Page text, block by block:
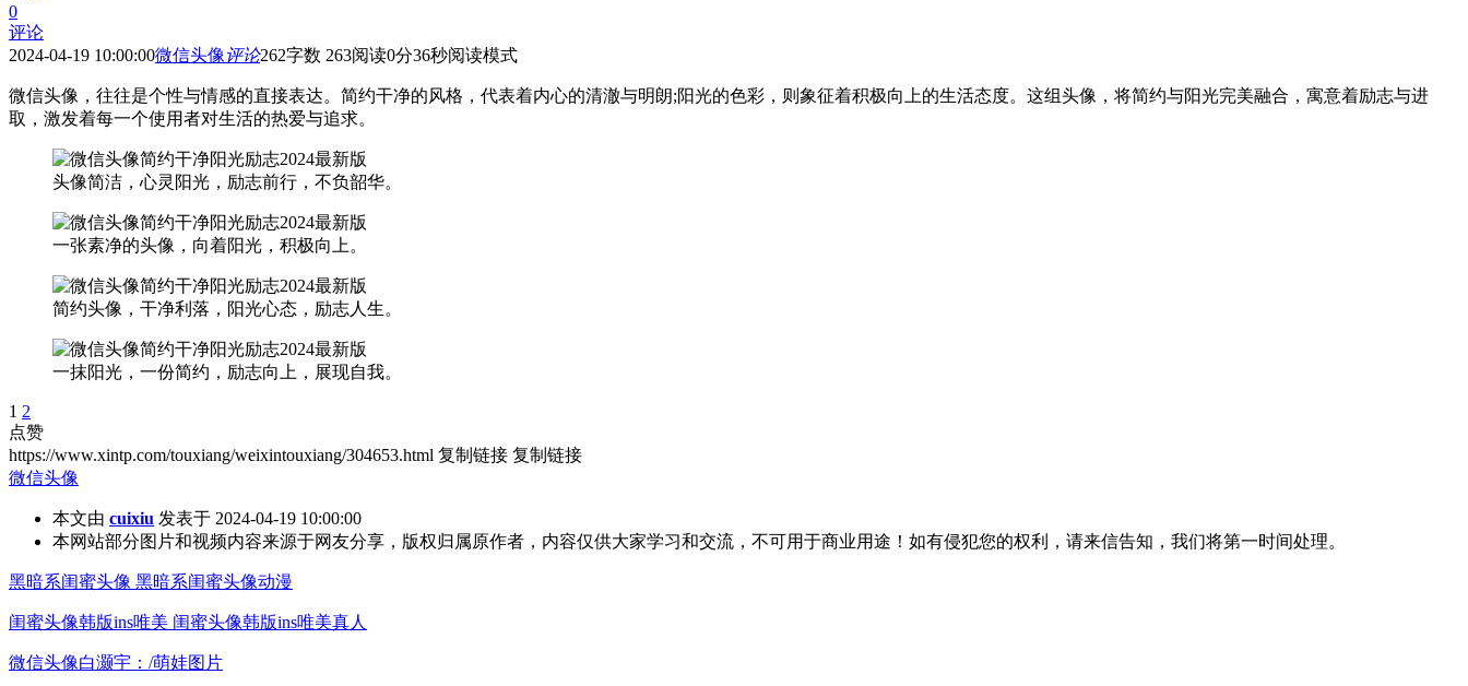
0
评论
2024-04-19 10:00:00微信头像评论262字数 263阅读0分36秒阅读模式
微信头像，往往是个性与情感的直接表达。简约干净的风格，代表着内心的清澈与明朗;阳光的色彩，则象征着积极向上的生活态度。这组头像，将简约与阳光完美融合，寓意着励志与进
取，激发着每一个使用者对生活的热爱与追求。
头像简洁，心灵阳光，励志前行，不负韶华。
一张素净的头像，向着阳光，积极向上。
简约头像，干净利落，阳光心态，励志人生。
一抹阳光，一份简约，励志向上，展现自我。
1 2
点赞
https://www.xintp.com/touxiang/weixintouxiang/304653.html 复制链接 复制链接
微信头像
本文由 cuixiu 发表于 2024-04-19 10:00:00
本网站部分图片和视频内容来源于网友分享，版权归属原作者，内容仅供大家学习和交流，不可用于商业用途！如有侵犯您的权利，请来信告知，我们将第一时间处理。
黑暗系闺蜜头像 黑暗系闺蜜头像动漫
闺蜜头像韩版ins唯美 闺蜜头像韩版ins唯美真人
微信头像白灏宇：/萌娃图片